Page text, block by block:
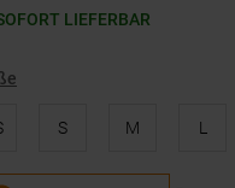
LIEFERBAR
S M L